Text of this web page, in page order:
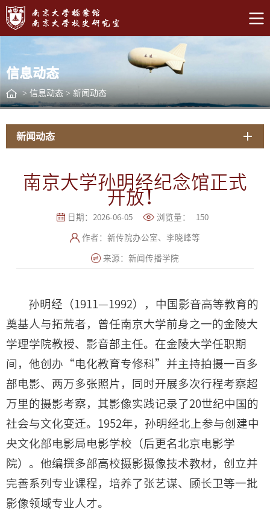
信息动态
> 信息动态 > 新闻动态
新闻动态
南京大学孙明经纪念馆正式
开放！
日期：2026-06-05 浏览量： 150
作者：新传院办公室、李晓峰等
来源：新闻传播学院
孙明经（1911—1992），中国影音高等教育的
奠基人与拓荒者，
曾任南京大学前身之一的金陵大
学理学院教授、影音部主任。在金陵大学任职期
间，他创办“电化教育专修科”并主持拍摄一百多
部电影、两万多张照片，同时开展多次行程考察超
万里的摄影考察，其影像实践记录了20世纪中国的
社会与文化变迁。1952年，孙明经北上参与创建中
央文化部电影局电影学校（后更名北京电影学
院）。他编撰多部高校摄影摄像技术教材，创立并
完善系列专业课程，培养了张艺谋、顾长卫等一批
影像领域专业人才。